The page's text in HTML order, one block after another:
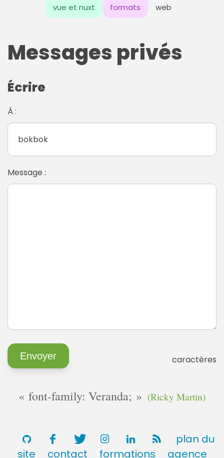
vue et nuxt formats web
Messages privés
Écrire
À :
Message :
caractères
font-family: Veranda; (Ricky Martin)
plan du
site
contact formations agence